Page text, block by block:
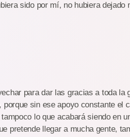
sido por mí, no hubiera dejado
para dar las gracias a toda la
sin ese apoyo constante el
lo que acabará siendo en
pretende llegar a mucha gente,